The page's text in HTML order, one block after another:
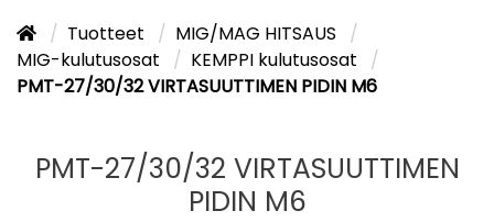
Tuotteet
MIG/MAG HITSAUS
MIG-kulutusosat
KEMPPI kulutusosat
PMT-27/30/32 VIRTASUUTTIMEN PIDIN M6
PMT-27/30/32 VIRTASUUTTIMEN
PIDIN M6